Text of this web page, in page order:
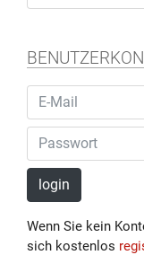
login
Wenn Sie kein
sich kostenlos